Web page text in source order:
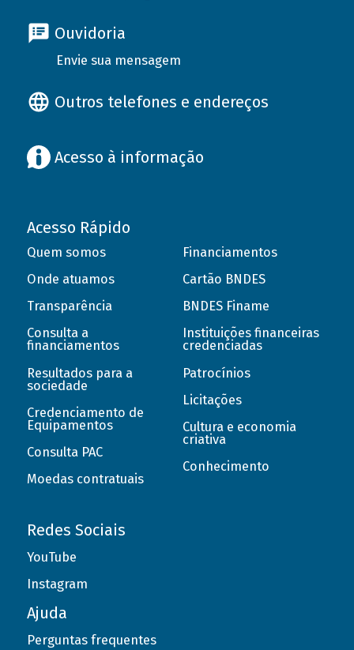
Ouvidoria
Envie sua mensagem
Outros telefones e endereços
Acesso à informação
Acesso Rápido
Quem somos
Onde atuamos
Transparência
Consulta a
financiamentos
Resultados para a
sociedade
Credenciamento de
Equipamentos
Consulta PAC
Moedas contratuais
Financiamentos
Cartão BNDES
BNDES Finame
Instituições financeiras
credenciadas
Patrocínios
Licitações
Cultura e economia
criativa
Conhecimento
Redes Sociais
YouTube
Instagram
Ajuda
Perguntas frequentes